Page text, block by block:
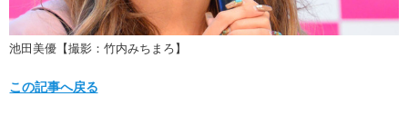
池田美優【撮影：竹内みちまろ】
この記事へ戻る